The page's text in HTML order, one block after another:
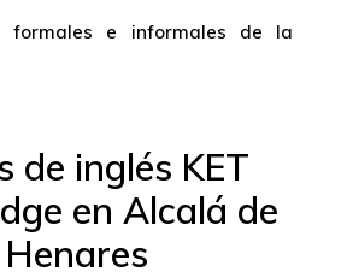
formales e informales de la
de inglés KET
en Alcalá de
Henares